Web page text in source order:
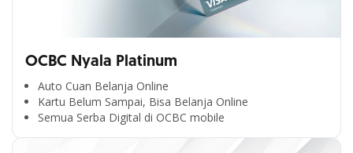
OCBC Nyala Platinum
Auto Cuan Belanja Online
Kartu Belum Sampai, Bisa Belanja Online
Semua Serba Digital di OCBC mobile